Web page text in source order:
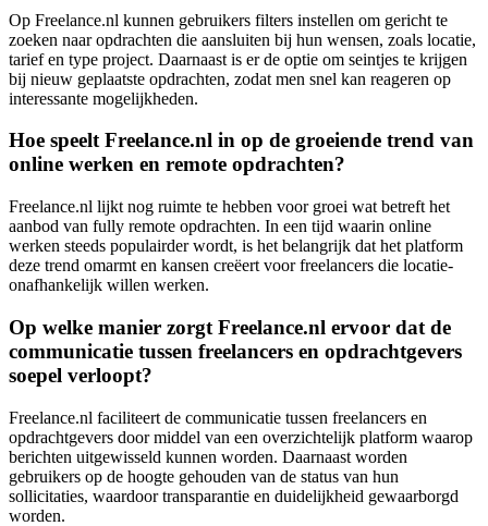
Op Freelance.nl kunnen gebruikers filters instellen om gericht te
zoeken naar opdrachten die aansluiten bij hun wensen, zoals locatie,
tarief en type project. Daarnaast is er de optie om seintjes te krijgen
bij nieuw geplaatste opdrachten, zodat men snel kan reageren op
interessante mogelijkheden.
Hoe speelt Freelance.nl in op de groeiende trend van
online werken en remote opdrachten?
Freelance.nl lijkt nog ruimte te hebben voor groei wat betreft het
aanbod van fully remote opdrachten. In een tijd waarin online
werken steeds populairder wordt, is het belangrijk dat het platform
deze trend omarmt en kansen creëert voor freelancers die locatie-
onafhankelijk willen werken.
Op welke manier zorgt Freelance.nl ervoor dat de
communicatie tussen freelancers en opdrachtgevers
soepel verloopt?
Freelance.nl faciliteert de communicatie tussen freelancers en
opdrachtgevers door middel van een overzichtelijk platform waarop
berichten uitgewisseld kunnen worden. Daarnaast worden
gebruikers op de hoogte gehouden van de status van hun
sollicitaties, waardoor transparantie en duidelijkheid gewaarborgd
worden.